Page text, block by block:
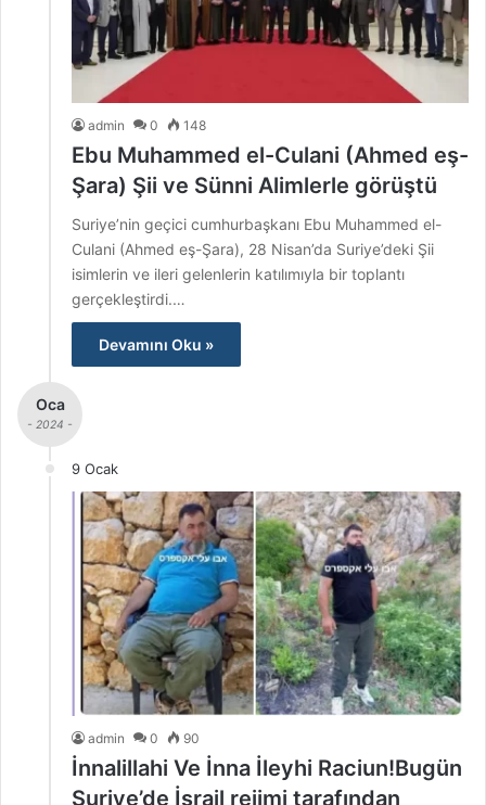
admin 0 148
Ebu Muhammed el-Culani (Ahmed eş-
Şara) Şii ve Sünni Alimlerle görüştü
Suriye’nin geçici cumhurbaşkanı Ebu Muhammed el-
Culani (Ahmed eş-Şara), 28 Nisan’da Suriye’deki Şii
isimlerin ve ileri gelenlerin katılımıyla bir toplantı
gerçekleştirdi.…
Devamını Oku »
Oca
- 2024 -
9 Ocak
admin 0 90
İnnalillahi Ve İnna İleyhi Raciun!Bugün
Suriye’de İsrail rejimi tarafından